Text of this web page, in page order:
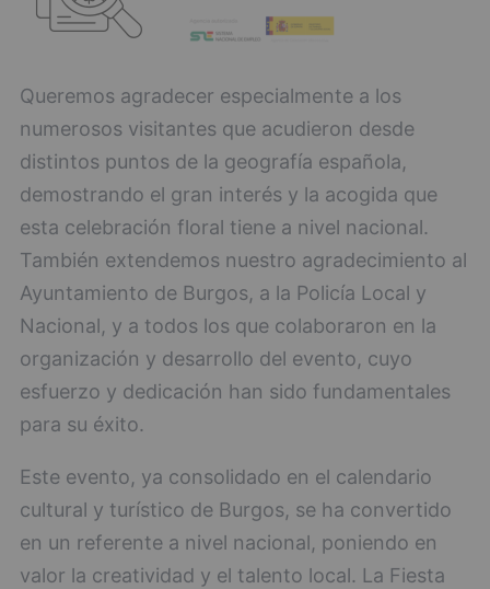
Queremos agradecer especialmente a los
numerosos visitantes que acudieron desde
distintos puntos de la geografía española,
demostrando el gran interés y la acogida que
esta celebración floral tiene a nivel nacional.
También extendemos nuestro agradecimiento al
Ayuntamiento de Burgos, a la Policía Local y
Nacional, y a todos los que colaboraron en la
organización y desarrollo del evento, cuyo
esfuerzo y dedicación han sido fundamentales
para su éxito.
Este evento, ya consolidado en el calendario
cultural y turístico de Burgos, se ha convertido
en un referente a nivel nacional, poniendo en
valor la creatividad y el talento local. La Fiesta